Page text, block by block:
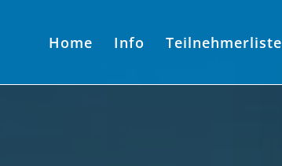
Home Info Teilnehmerliste